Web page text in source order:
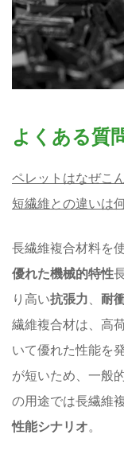
よくある質
ペレットはなぜこ
短繊維との違いは
長繊維複合材料を
優れた機械的特性
り高い抗張力 耐
繊維複合材は、高
いて優れた性能を
が短いため、一般
の用途では長繊維
性能シナリオ。